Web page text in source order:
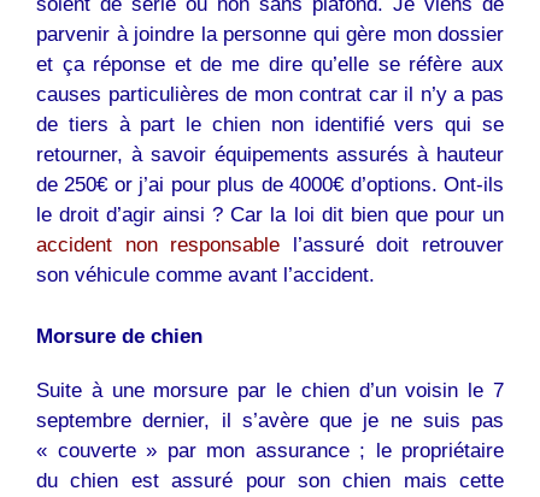
parvenir à joindre la personne qui gère mon dossier
et ça réponse et de me dire qu’elle se réfère aux
causes particulières de mon contrat car il n’y a pas
de tiers à part le chien non identifié vers qui se
retourner, à savoir équipements assurés à hauteur
de 250€ or j’ai pour plus de 4000€ d’options. Ont-ils
le droit d’agir ainsi ? Car la loi dit bien que pour un
accident non responsable l’assuré doit retrouver
son véhicule comme avant l’accident.
Morsure de chien
Suite à une morsure par le chiend’un voisin le 7
septembre dernier, il s’avère que je ne suis pas
« couverte » par mon assurance ; le propriétaire
duchien est assuré pour sonchien mais cette